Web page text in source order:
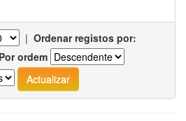
| Ordenar registos por:
Por ordem